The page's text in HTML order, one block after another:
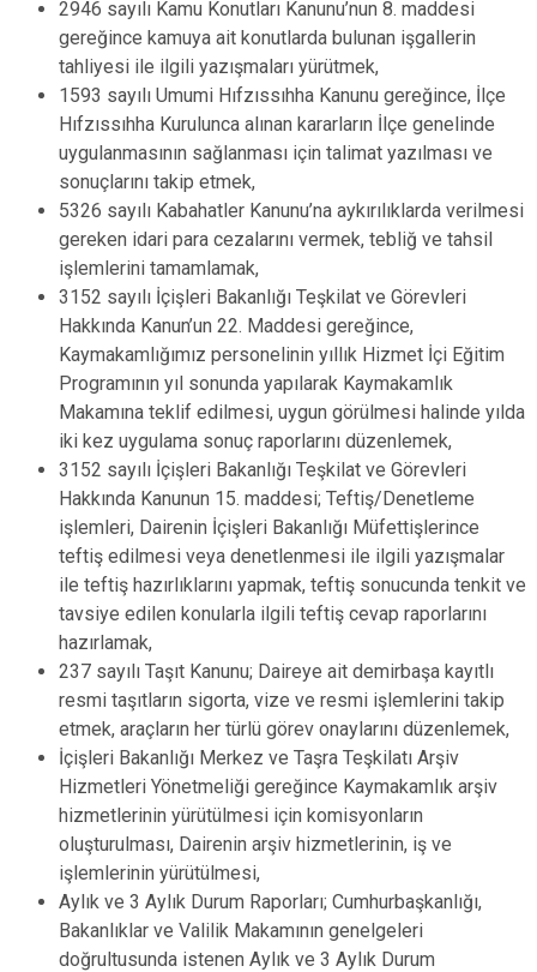
2946 sayılı Kamu Konutları Kanunu’nun 8. maddesi
gereğince kamuya ait konutlarda bulunan işgallerin
tahliyesi ile ilgili yazışmaları yürütmek,
1593 sayılı Umumi Hıfzıssıhha Kanunu gereğince, İlçe
Hıfzıssıhha Kurulunca alınan kararların İlçe genelinde
uygulanmasının sağlanması için talimat yazılması ve
sonuçlarını takip etmek,
5326 sayılı Kabahatler Kanunu’na aykırılıklarda verilmesi
gereken idari para cezalarını vermek, tebliğ ve tahsil
işlemlerini tamamlamak,
3152 sayılı İçişleri Bakanlığı Teşkilat ve Görevleri
Hakkında Kanun’un 22. Maddesi gereğince,
Kaymakamlığımız personelinin yıllık Hizmet İçi Eğitim
Programının yıl sonunda yapılarak Kaymakamlık
Makamına teklif edilmesi, uygun görülmesi halinde yılda
iki kez uygulama sonuç raporlarını düzenlemek,
3152 sayılı İçişleri Bakanlığı Teşkilat ve Görevleri
Hakkında Kanunun 15. maddesi; Teftiş/Denetleme
işlemleri, Dairenin İçişleri Bakanlığı Müfettişlerince
teftiş edilmesi veya denetlenmesi ile ilgili yazışmalar
ile teftiş hazırlıklarını yapmak, teftiş sonucunda tenkit ve
tavsiye edilen konularla ilgili teftiş cevap raporlarını
hazırlamak,
237 sayılı Taşıt Kanunu; Daireye ait demirbaşa kayıtlı
resmi taşıtların sigorta, vize ve resmi işlemlerini takip
etmek, araçların her türlü görev onaylarını düzenlemek,
İçişleri Bakanlığı Merkez ve Taşra Teşkilatı Arşiv
Hizmetleri Yönetmeliği gereğince Kaymakamlık arşiv
hizmetlerinin yürütülmesi için komisyonların
oluşturulması, Dairenin arşiv hizmetlerinin, iş ve
işlemlerinin yürütülmesi,
Aylık ve 3 Aylık Durum Raporları; Cumhurbaşkanlığı,
Bakanlıklar ve Valilik Makamının genelgeleri
doğrultusunda istenen Aylık ve 3 Aylık Durum